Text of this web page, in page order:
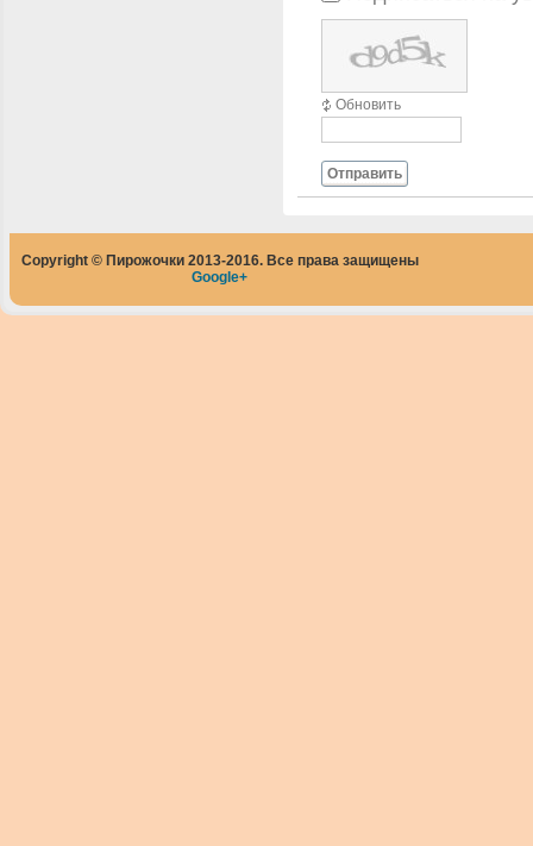
Обновить
Отправить
Copyright © Пирожочки 2013-2016. Все права защищены
Google+